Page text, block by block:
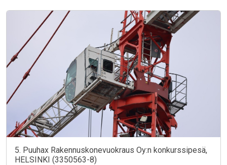
5. Puuhax Rakennuskonevuokraus Oy:n konkurssipesä,
HELSINKI (3350563-8)